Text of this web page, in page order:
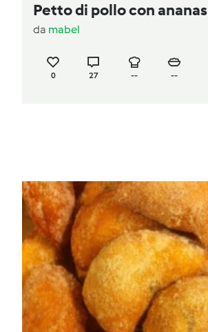
Petto di pollo con ananas
da mabel
0 27 -- --